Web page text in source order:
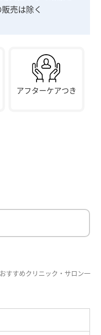
売は除く
アフターケアつき
すすめクリニック・サロン一